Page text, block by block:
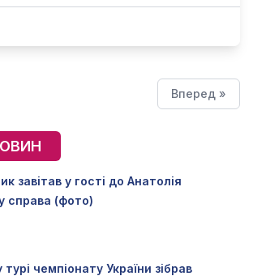
Вперед »
завітав у гості до Анатолія
справа (фото)
чемпіонату України зібрав